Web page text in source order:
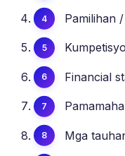
Pamilihan
Financial
Mga